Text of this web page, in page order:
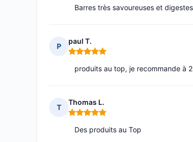
Barres très savoureuses et
P
paul T.
Note : 5 sur 5
produits au top, je recommande à
T
Thomas L.
Note : 5 sur 5
Des produits au Top